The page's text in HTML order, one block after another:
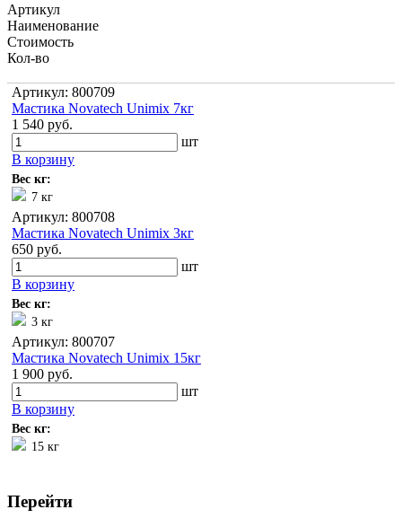
Артикул
Наименование
Стоимость
Кол-во
Артикул: 800709
Мастика Novatech Unimix 7кг
1 540 руб.
шт
В корзину
Вес кг:
7 кг
Артикул: 800708
Мастика Novatech Unimix 3кг
650 руб.
шт
В корзину
Вес кг:
3 кг
Артикул: 800707
Мастика Novatech Unimix 15кг
1 900 руб.
шт
В корзину
Вес кг:
15 кг
Перейти